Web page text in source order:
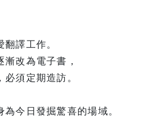
譯工作。
改為電子書，
須定期造訪。
今日發掘驚喜的場域。